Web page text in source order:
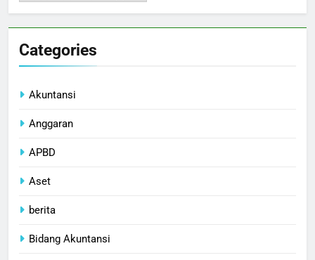
Categories
Akuntansi
Anggaran
APBD
Aset
berita
Bidang Akuntansi